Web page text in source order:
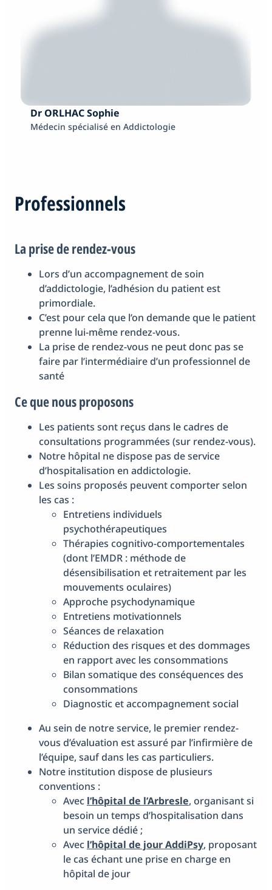
Dr ORLHAC Sophie
Médecin spécialisé en Addictologie
Professionnels
La prise de rendez-vous
Lors d’un accompagnement de soin
d’addictologie, l’adhésion du patient est
primordiale.
C’est pour cela que l’on demande que le patient
prenne lui-même rendez-vous.
La prise de rendez-vous ne peut donc pas se
faire par l’intermédiaire d’un professionnel de
santé
Ce que nous proposons
Les patients sont reçus dans le cadres de
consultations programmées (sur rendez-vous).
Notre hôpital ne dispose pas de service
d’hospitalisation en addictologie.
Les soins proposés peuvent comporter selon
les cas :
Entretiens individuels
psychothérapeutiques
Thérapies cognitivo-comportementales
(dont l’EMDR : méthode de
désensibilisation et retraitement par les
mouvements oculaires)
Approche psychodynamique
Entretiens motivationnels
Séances de relaxation
Réduction des risques et des dommages
en rapport avec les consommations
Bilan somatique des conséquences des
consommations
Diagnostic et accompagnement social
Au sein de notre service, le premier rendez-
vous d’évaluation est assuré par l’infirmière de
l’équipe, sauf dans les cas particuliers.
Notre institution dispose de plusieurs
conventions :
Avec l’hôpital de l’Arbresle, organisant si
besoin un temps d’hospitalisation dans
un service dédié ;
Avec l’hôpital de jour AddiPsy, proposant
le cas échant une prise en charge en
hôpital de jour